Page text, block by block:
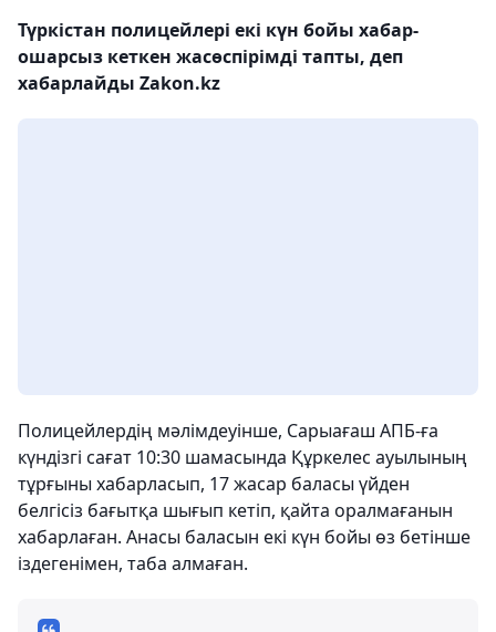
Түркістан полицейлері екі күн бойы хабар-
ошарсыз кеткен жасөспірімді тапты, деп
хабарлайды Zakon.kz
Полицейлердің мәлімдеуінше, Сарыағаш АПБ-ға
күндізгі сағат 10:30 шамасында Құркелес ауылының
тұрғыны хабарласып, 17 жасар баласы үйден
белгісіз бағытқа шығып кетіп, қайта оралмағанын
хабарлаған. Анасы баласын екі күн бойы өз бетінше
іздегенімен, таба алмаған.